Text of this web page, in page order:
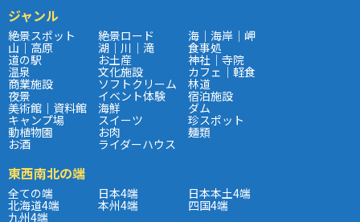
ジャンル
絶景スポット 絶景ロード 海｜海岸｜岬
山｜高原 湖｜川｜滝 食事処
道の駅 お土産 神社｜寺院
温泉 文化施設 カフェ｜軽食
商業施設 ソフトクリーム 林道
夜景 イベント体験 宿泊施設
美術館｜資料館 海鮮 ダム
キャンプ場 スイーツ 珍スポット
動植物園 お肉 麺類
お酒 ライダーハウス
東西南北の端
全ての端 日本4端 日本本土4端
北海道4端 本州4端 四国4端
九州4端